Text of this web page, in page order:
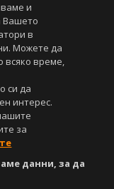
материали,
ще бъдат
и
Вашето
в
Можете да
всяко време,
си да
интерес.
за
данни, за да